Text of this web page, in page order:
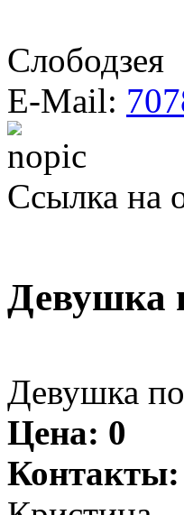
Слободзея
E-Mail:
Ссылка на
Девушка
Девушка
Цена: 0
Контакты: